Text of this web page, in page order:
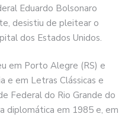
Eduardo Bolsonaro
desistiu de pleitear o
dos Estados Unidos.
em Porto Alegre (RS) e
e em Letras Clássicas e
Federal do Rio Grande do
diplomática em 1985 e, em